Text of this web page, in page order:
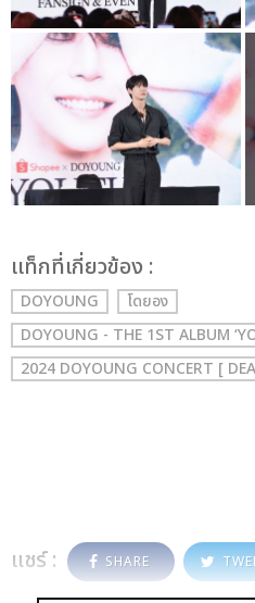
เเท็กที่เกี่ยวข้อง :
DOYOUNG
โดยอง
DOYOUNG - THE 1ST ALBUM
2024 DOYOUNG CONCERT [
แชร์ : SHARE